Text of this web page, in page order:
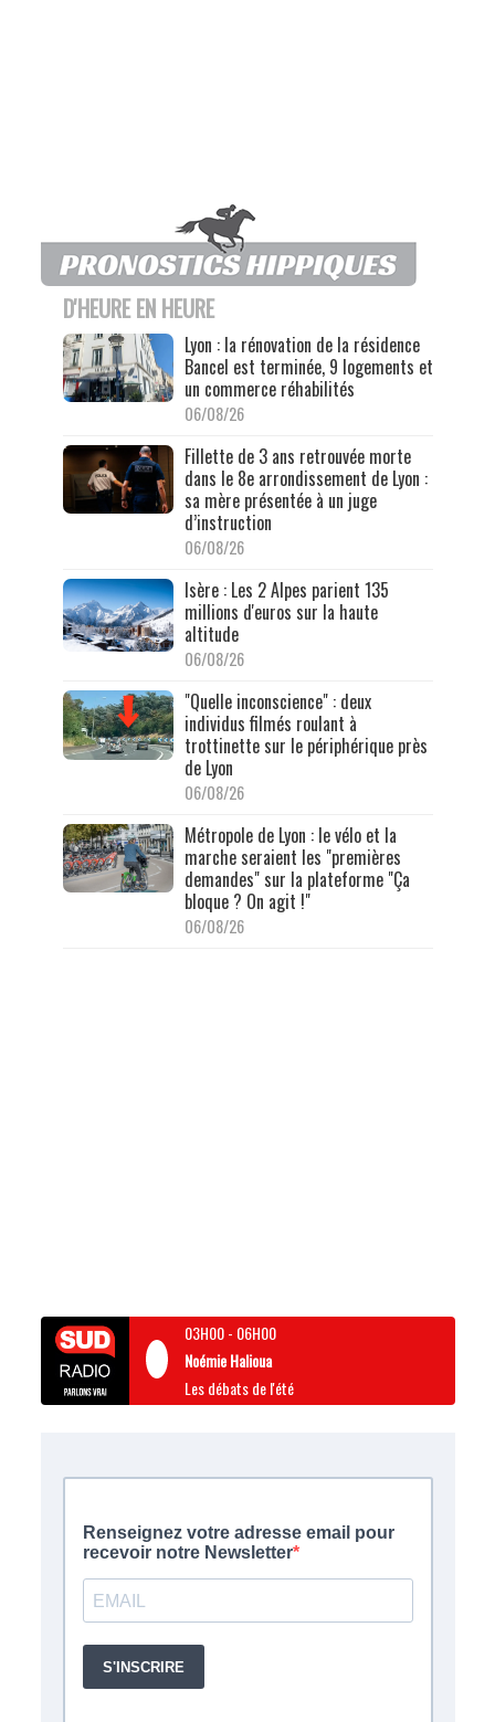
D'HEURE EN HEURE
Lyon : la rénovation de la résidence
Bancel est terminée, 9 logements et
un commerce réhabilités
06/08/26
Fillette de 3 ans retrouvée morte
dans le 8e arrondissement de Lyon :
sa mère présentée à un juge
d’instruction
06/08/26
Isère : Les 2 Alpes parient 135
millions d'euros sur la haute
altitude
06/08/26
"Quelle inconscience" : deux
individus filmés roulant à
trottinette sur le périphérique près
de Lyon
06/08/26
Métropole de Lyon : le vélo et la
marche seraient les "premières
demandes" sur la plateforme "Ça
bloque ? On agit !"
06/08/26
03H00- 06H00
Noémie Halioua
Les débats de l'été